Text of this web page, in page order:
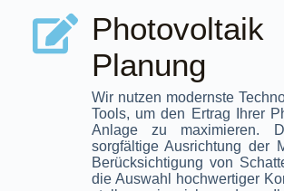
Photovoltaik
Planung
Wir nutzen modernste
Tools, um den Ertrag Ihrer
Anlage zu maximieren.
sorgfältige Ausrichtung der
Berücksichtigung von
die Auswahl hochwertiger